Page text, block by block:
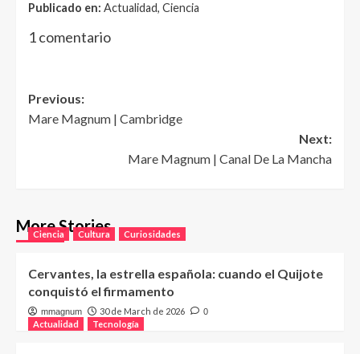
Publicado en: Actualidad, Ciencia
1 comentario
Post
navigation
Previous:
Mare Magnum | Cambridge
Next:
Mare Magnum | Canal De La Mancha
More Stories
Ciencia Cultura Curiosidades
Cervantes, la estrella española: cuando el Quijote
conquistó el firmamento
mmagnum 30 de March de 2026 0
Actualidad Tecnología